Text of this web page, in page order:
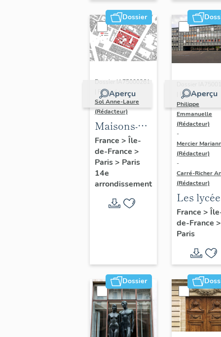
Dossier
Aperçu
Dossier IA75000261
| Réalisé par
Sol Anne-Laure
(Rédacteur)
Maisons-
immeubles
France > Île-
de-France >
Paris> Paris
14e
arrondissement
Aperçu
| Réalisé par
Philippe
Emmanuelle
(Rédacteur)
-
Mercier
(Rédacteur)
-
Carré-Richer
(Rédacteur)
Les
Jean-
Dondel
Roger
Dhuit
France >
de-France >
Paris
Dossier